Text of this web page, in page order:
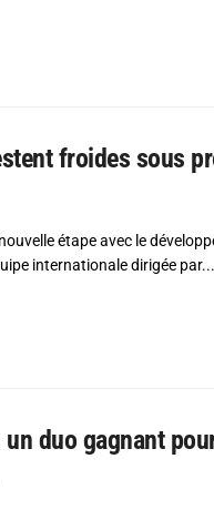
froides sous
étape avec le
internationale dirigée par...
un duo gagnant